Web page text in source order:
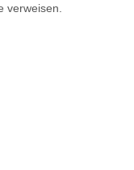
verweisen.